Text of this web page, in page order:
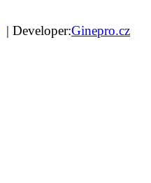
| Developer:Ginepro.cz